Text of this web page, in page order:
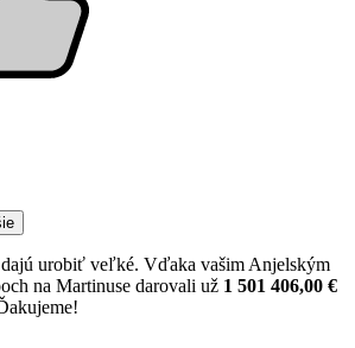
urobiť veľké. Vďaka vašim Anjelským
na Martinuse darovali už 1 501 406,00 €